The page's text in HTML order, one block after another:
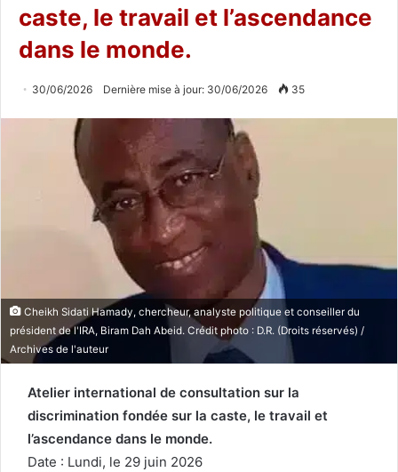
caste, le travail et l’ascendance
dans le monde.
30/06/2026 Dernière mise à jour: 30/06/2026 35
Cheikh Sidati Hamady, chercheur, analyste politique et conseiller du
président de l'IRA, Biram Dah Abeid. Crédit photo : D.R. (Droits réservés) /
Archives de l'auteur
Atelier international de consultation sur la
discrimination fondée sur la caste, le travail et
l’ascendance dans le monde.
Date : Lundi, le 29 juin 2026